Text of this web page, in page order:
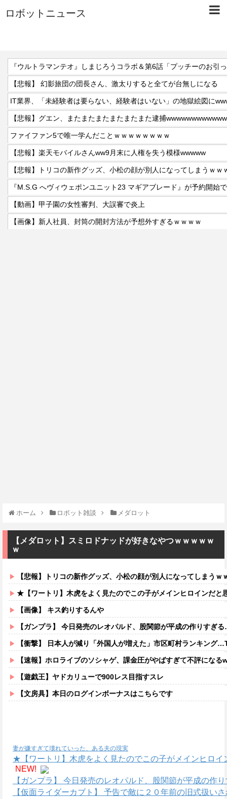
ロボットニュース
『ウルトラマンテオ』しまじろうコラボ＆第6話「プッチーのお引
【悲報】 幻影旅団の団長さん、激太りすると全てが台無しになる
IT業界、「未経験者は要らない、経験者はいない」の地獄絵図に
【悲報】グエン、またまたまたまたまたまた逮捕
ファイファン5で唯一学んだことｗｗｗｗｗｗｗｗ
【悲報】楽天モバイルさんww9月末に人権を失う模様wwwww
【悲報】トリコの新作グッズ、小松の顔が別人になってしまうｗｗ
『M.S.G へヴィウェポンユニット23 マギアブレード』が予約開始
【動画】甲子園の女性審判、大誤審で炎上
【画像】新人社員、封筒の開封方法が予想外すぎるｗｗｗｗ
ホーム ロボット雑談 メダロット
【メダロット】スミロドナッドが好きなやつｗｗｗｗｗ
ｗ
【悲報】トリコの新作グッズ、小松の顔が別人になってしまうｗ
★【ワートリ】木虎をよく見たのでこの子がメインヒロインだと思ってたら、
【画像】 キス釣りするんや
【ガンプラ】 今日発売のレオパルド、股関節が平成の作りすぎ
【衝撃】 日本人が減り「外国人が増えた」市区町村ランキング
【速報】ホロライブのソシャゲ、課金圧がやばすぎて不評にな
【遊戯王】ヤドカリューで900レス目指すスレ
【文房具】本日のログインボーナスはこちらです
妻が嫌すぎて壊れていった、ある夫の現実
★【ワートリ】木虎をよく見たのでこの子がメインヒロ
NEW!
【ガンプラ】 今日発売のレオパルド、股関節が平成の作
【仮面ライダーカブト】 予告で敵に２０年前の旧式扱い